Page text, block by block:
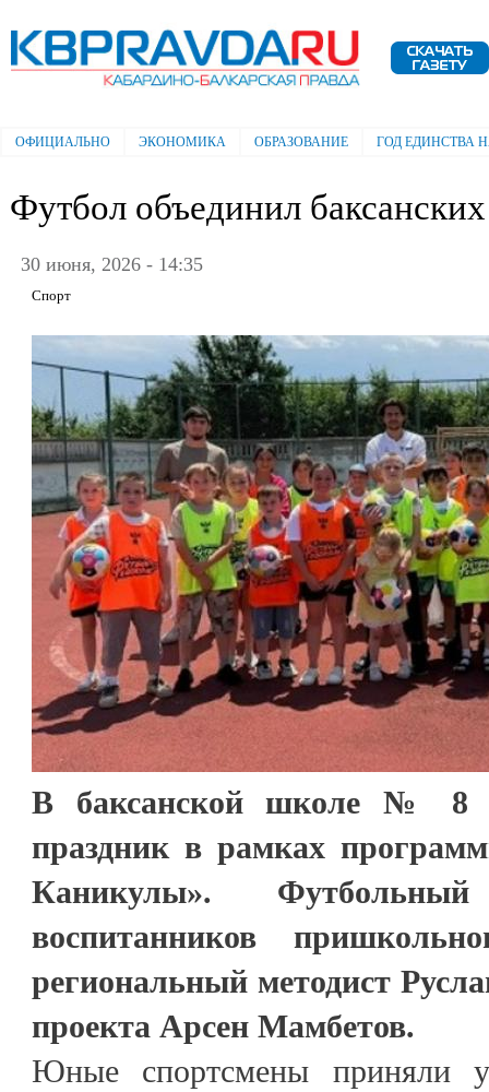
Электронная газета "Кабардино-
Балкарская правда"
Главное меню
ОФИЦИАЛЬНО ЭКОНОМИКА ОБРАЗОВАНИЕ ГОД ЕДИНСТВА
Футбол объединил
30 июня, 2026 - 14:35
Спорт
В баксанской школе № 8
праздник в рамках
Каникулы».
воспитанников
региональный методист
проекта Арсен Мамбетов.
Юные спортсмены приняли